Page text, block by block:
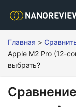
Главная >
Apple M2 Pro (12-
выбрать?